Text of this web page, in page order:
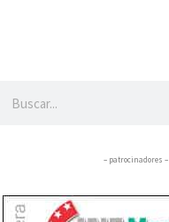
– patrocinadores –